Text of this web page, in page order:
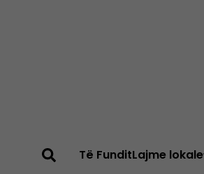
Të FunditLajme lokale